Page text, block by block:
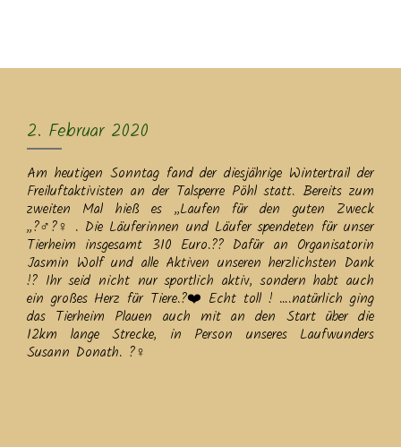
2. Februar 2020
Am heutigen Sonntag fand der diesjährige Wintertrail der
Freiluftaktivisten an der Talsperre Pöhl statt. Bereits zum
zweiten Mal hieß es ,,Laufen für den guten Zweck
„?‍♂️?‍♀️ . Die Läuferinnen und Läufer spendeten für unser
Tierheim insgesamt 310 Euro.?? Dafür an Organisatorin
Jasmin Wolf und alle Aktiven unseren herzlichsten Dank
!? Ihr seid nicht nur sportlich aktiv, sondern habt auch
ein großes Herz für Tiere.?❤️ Echt toll ! ….natürlich ging
das Tierheim Plauen auch mit an den Start über die
12km lange Strecke, in Person unseres Laufwunders
Susann Donath. ?‍♀️